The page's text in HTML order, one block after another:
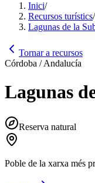
Inici/
Recursos turístics/
Lagunas de la
Tornar a recursos
Córdoba / Andalucía
Lagunas
Reserva natural
Poble de la xarxa més